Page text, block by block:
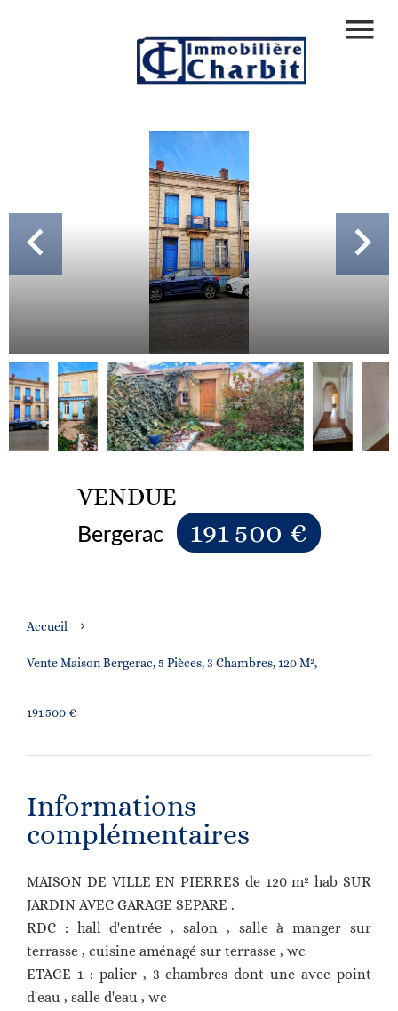
VENDUE
Bergerac 191 500 €
Accueil
Vente Maison Bergerac, 5 Pièces, 3 Chambres, 120 M²,
191 500 €
Informations
complémentaires
MAISON DE VILLE EN PIERRES de 120 m² hab SUR
JARDIN AVEC GARAGE SEPARE .
RDC : hall d'entrée , salon , salle à manger sur
terrasse , cuisine aménagé sur terrasse , wc
ETAGE 1 : palier , 3 chambres dont une avec point
d'eau , salle d'eau , wc